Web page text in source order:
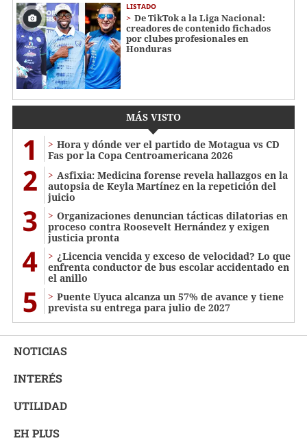
LISTADO
De TikTok a la Liga Nacional:
creadores de contenido fichados
por clubes profesionales en
Honduras
MÁS VISTO
1
Hora y dónde ver el partido de Motagua vs CD
Fas por la Copa Centroamericana 2026
2
Asfixia: Medicina forense revela hallazgos en la
autopsia de Keyla Martínez en la repetición del
juicio
3
Organizaciones denuncian tácticas dilatorias en
proceso contra Roosevelt Hernández y exigen
justicia pronta
4
¿Licencia vencida y exceso de velocidad? Lo que
enfrenta conductor de bus escolar accidentado en
el anillo
5
Puente Uyuca alcanza un 57% de avance y tiene
prevista su entrega para julio de 2027
NOTICIAS
INTERÉS
UTILIDAD
EH PLUS